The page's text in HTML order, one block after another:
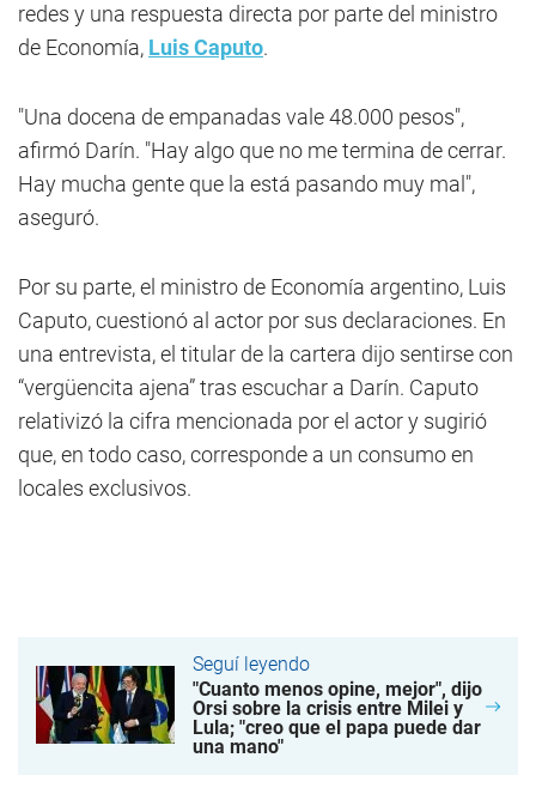
redes y una respuesta directa por parte del ministro
de Economía, Luis Caputo.
"Una docena de empanadas vale 48.000 pesos",
afirmó Darín. "Hay algo que no me termina de cerrar.
Hay mucha gente que la está pasando muy mal",
aseguró.
Por su parte, el ministro de Economía argentino, Luis
Caputo, cuestionó al actor por sus declaraciones. En
una entrevista, el titular de la cartera dijo sentirse con
“vergüencita ajena” tras escuchar a Darín. Caputo
relativizó la cifra mencionada por el actor y sugirió
que, en todo caso, corresponde a un consumo en
locales exclusivos.
Seguí leyendo
"Cuanto menos opine, mejor", dijo
Orsi sobre la crisis entre Milei y
Lula; "creo que el papa puede dar
una mano"